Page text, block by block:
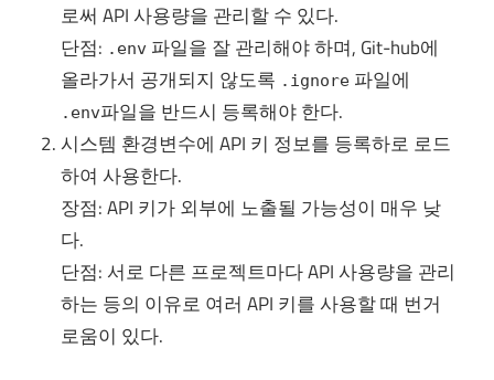
로써 API 사용량을 관리할 수 있다.
단점: .env 파일을 잘 관리해야 하며, Git-hub에
올라가서 공개되지 않도록 .ignore 파일에
.env파일을 반드시 등록해야 한다.
시스템 환경변수에 API 키 정보를 등록하로 로드
하여 사용한다.
장점: API 키가 외부에 노출될 가능성이 매우 낮
다.
단점: 서로 다른 프로젝트마다 API 사용량을 관리
하는 등의 이유로 여러 API 키를 사용할 때 번거
로움이 있다.